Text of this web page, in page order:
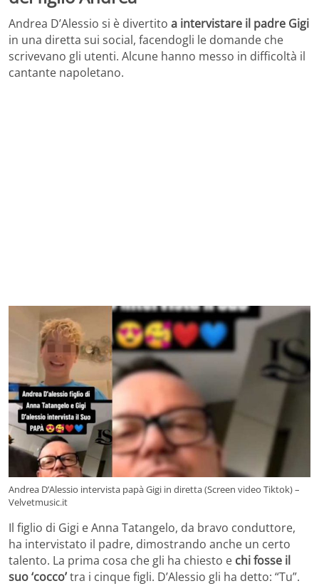
Andrea D’Alessio si è divertito a intervistare il padre Gigi
in una diretta sui social, facendogli le domande che
scrivevano gli utenti. Alcune hanno messo in difficoltà il
cantante napoletano.
Andrea D’Alessio intervista papà Gigi in diretta (Screen video Tiktok) –
Velvetmusic.it
Il figlio di Gigi e Anna Tatangelo, da bravo conduttore,
ha intervistato il padre, dimostrando anche un certo
talento. La prima cosa che gli ha chiesto e chi fosse il
suo ‘cocco’tra i cinque figli. D’Alessio gli ha detto: “Tu”.